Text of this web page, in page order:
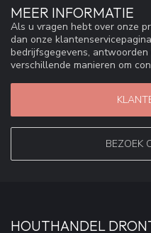
MEER INFORMATIE
Als u vragen hebt over onze
dan onze
bedrijfsgegevens,
verschillende manieren om
BEZOEK
HOUTHANDEL